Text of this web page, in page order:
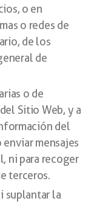
o en
o redes de
de los
de
o de
Sitio Web, y a
del
mensajes
ni para recoger
terceros.
suplantar la